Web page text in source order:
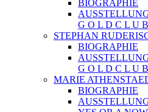
BIOGRAPHIE
G O L D C L U
STEPHAN
BIOGRAPHIE
G O L D C L U
MARIE
BIOGRAPHIE